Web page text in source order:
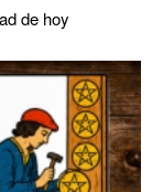
de hoy